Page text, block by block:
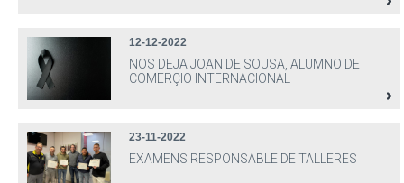
12-12-2022
NOS DEJA JOAN DE SOUSA, ALUMNO DE
COMERÇIO INTERNACIONAL
23-11-2022
EXAMENS RESPONSABLE DE TALLERES